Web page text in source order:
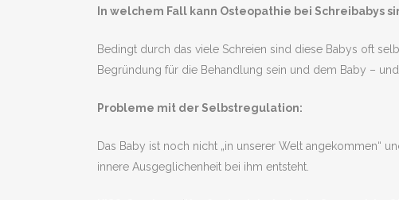
In welchem Fall kann Osteopathie bei Schreibabys
Bedingt durch das viele Schreien sind diese Babys oft
Begründung für die Behandlung sein und dem Baby –
Probleme mit der Selbstregulation:
Das Baby ist noch nicht „in unserer Welt angekommen“
innere Ausgeglichenheit bei ihm entsteht.